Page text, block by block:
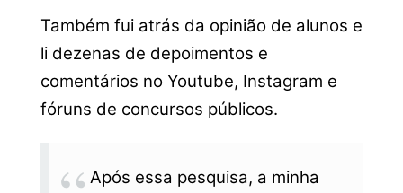
Também fui atrás da opinião de alunos e
li dezenas de depoimentos e
comentários no Youtube, Instagram e
fóruns de concursos públicos.
Após essa pesquisa, a minha